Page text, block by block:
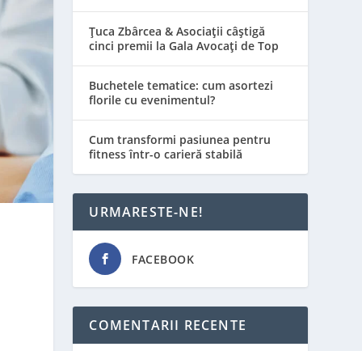
Țuca Zbârcea & Asociații câștigă
cinci premii la Gala Avocați de Top
Buchetele tematice: cum asortezi
florile cu evenimentul?
Cum transformi pasiunea pentru
fitness într-o carieră stabilă
URMARESTE-NE!
FACEBOOK
COMENTARII RECENTE